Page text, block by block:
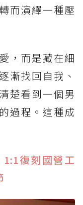
而演繹一種壓
，而是藏在細
漸找回自我、
楚看到一個男
過程。這種成
1:1復刻國營工